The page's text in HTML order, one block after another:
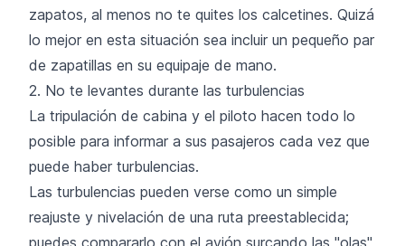
zapatos, al menos no te quites los calcetines. Quizá
lo mejor en esta situación sea incluir un pequeño par
de zapatillas en su equipaje de mano.
2. No te levantes durante las turbulencias
La tripulación de cabina y el piloto hacen todo lo
posible para informar a sus pasajeros cada vez que
puede haber turbulencias.
Las turbulencias pueden verse como un simple
reajuste y nivelación de una ruta preestablecida;
puedes compararlo con el avión surcando las "olas"